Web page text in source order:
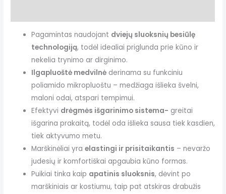
Pagamintas naudojant dviejų sluoksnių besiūlę
technologiją, todėl idealiai priglunda prie kūno ir
nekelia trynimo ar dirginimo.
Ilgapluoštė medvilnė derinama su funkciniu
poliamido mikropluoštu – medžiaga išlieka švelni,
maloni odai, atspari tempimui.
Efektyvi drėgmės išgarinimo sistema- greitai
išgarina prakaitą, todėl oda išlieka sausa tiek kasdien,
tiek aktyvumo metu.
Marškinėliai yraelastingi ir prisitaikantis – nevaržo
judesių ir komfortiškai apgaubia kūno formas.
Puikiai tinka kaip apatinis sluoksnis, dėvint po
marškiniais ar kostiumu, taip pat atskiras drabužis